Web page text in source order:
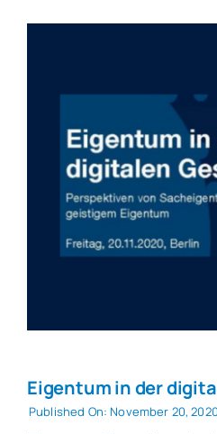
Eigentum in der
Published On: November 20, 2020